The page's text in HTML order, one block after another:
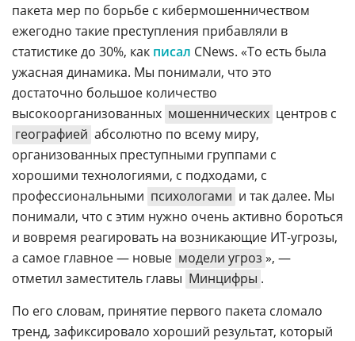
пакета мер по борьбе с кибермошенничеством
ежегодно такие преступления прибавляли в
статистике до 30%, как писал CNews. «То есть была
ужасная динамика. Мы понимали, что это
достаточно большое количество
высокоорганизованных мошеннических центров с
географией абсолютно по всему миру,
организованных преступными группами с
хорошими технологиями, с подходами, с
профессиональными психологами и так далее. Мы
понимали, что с этим нужно очень активно бороться
и вовремя реагировать на возникающие ИТ-угрозы,
а самое главное — новые модели угроз », —
отметил заместитель главы Минцифры .
По его словам, принятие первого пакета сломало
тренд, зафиксировало хороший результат, который